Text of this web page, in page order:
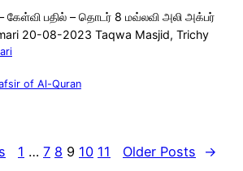
பதில் – தொடர் 8 மவ்லவி அலி அக்பர்
20-08-2023 Taqwa Masjid, Trichy
of Al-Quran
1 … 7 8 9 10 11 Older Posts →